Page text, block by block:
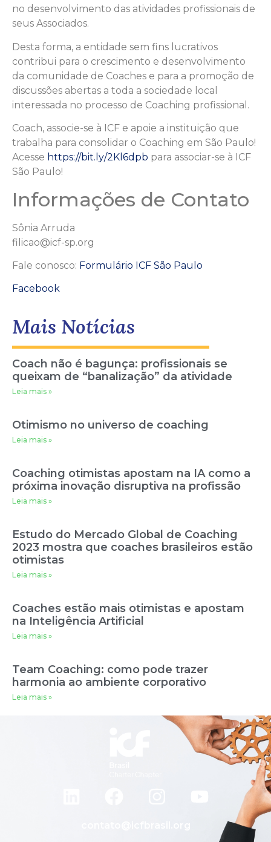
no desenvolvimento das atividades profissionais de
seus Associados.
Desta forma, a entidade sem fins lucrativos
contribui para o crescimento e desenvolvimento
da comunidade de Coaches e para a promoção de
discussões abertas a toda a sociedade local
interessada no processo de Coaching profissional.
Coach, associe-se à ICF e apoie a instituição que
trabalha para consolidar o Coaching em São Paulo!
Acesse https://bit.ly/2Kl6dpb para associar-se à ICF
São Paulo!
Informações de Contato
Sônia Arruda
filicao@icf-sp.org
Fale conosco: Formulário ICF São Paulo
Facebook
Mais Notícias
Coach não é bagunça: profissionais se
queixam de “banalização” da atividade
Leia mais »
Otimismo no universo de coaching
Leia mais »
Coaching otimistas apostam na IA como a
próxima inovação disruptiva na profissão
Leia mais »
Estudo do Mercado Global de Coaching
2023 mostra que coaches brasileiros estão
otimistas
Leia mais »
Coaches estão mais otimistas e apostam
na Inteligência Artificial
Leia mais »
Team Coaching: como pode trazer
harmonia ao ambiente corporativo
Leia mais »